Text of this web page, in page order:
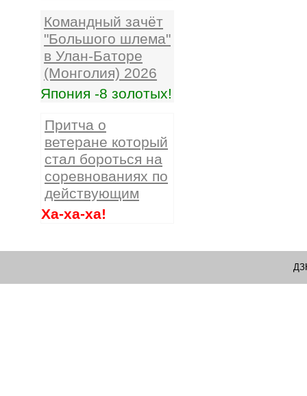
Командный зачёт
"Большого шлема"
в Улан-Баторе
(Монголия) 2026
Япония -8 золотых!
Притча о
ветеране который
стал бороться на
соревнованиях по
действующим
Ха-ха-ха!